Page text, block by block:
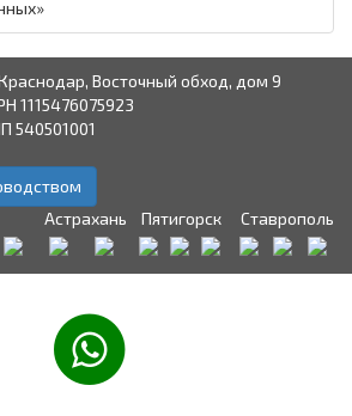
Восточный обход, дом 9
1115476075923
540501001
Астрахань Пятигорск Ставрополь